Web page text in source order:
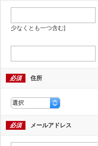
少なくとも一つ含む]
必須 住所
必須 メールアドレス